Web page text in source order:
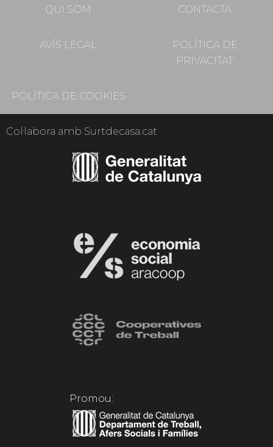
QUI SOM CONTACTA
AVÍS LEGAL
POLÍTICA DE
PRIVACITAT
POLÍTICA DE COOKIES
Col·labora amb Surtdecasa.cat
Promou: